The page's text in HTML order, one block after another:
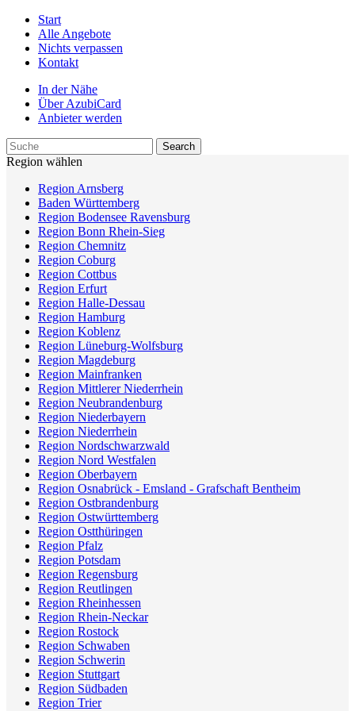
Start
Alle Angebote
Nichts verpassen
Kontakt
In der Nähe
Über AzubiCard
Anbieter werden
Region wählen
Region Arnsberg
Baden Württemberg
Region Bodensee Ravensburg
Region Bonn Rhein-Sieg
Region Chemnitz
Region Coburg
Region Cottbus
Region Erfurt
Region Halle-Dessau
Region Hamburg
Region Koblenz
Region Lüneburg-Wolfsburg
Region Magdeburg
Region Mainfranken
Region Mittlerer Niederrhein
Region Neubrandenburg
Region Niederbayern
Region Niederrhein
Region Nordschwarzwald
Region Nord Westfalen
Region Oberbayern
Region Osnabrück - Emsland - Grafschaft Bentheim
Region Ostbrandenburg
Region Ostwürttemberg
Region Ostthüringen
Region Pfalz
Region Potsdam
Region Regensburg
Region Reutlingen
Region Rheinhessen
Region Rhein-Neckar
Region Rostock
Region Schwaben
Region Schwerin
Region Stuttgart
Region Südbaden
Region Trier